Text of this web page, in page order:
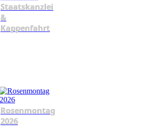
Staatskanzlei
&
Kappenfahrt
Rosenmontag
2026